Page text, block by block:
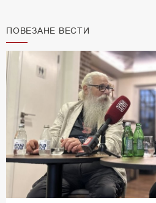
ПОВЕЗАНЕ ВЕСТИ